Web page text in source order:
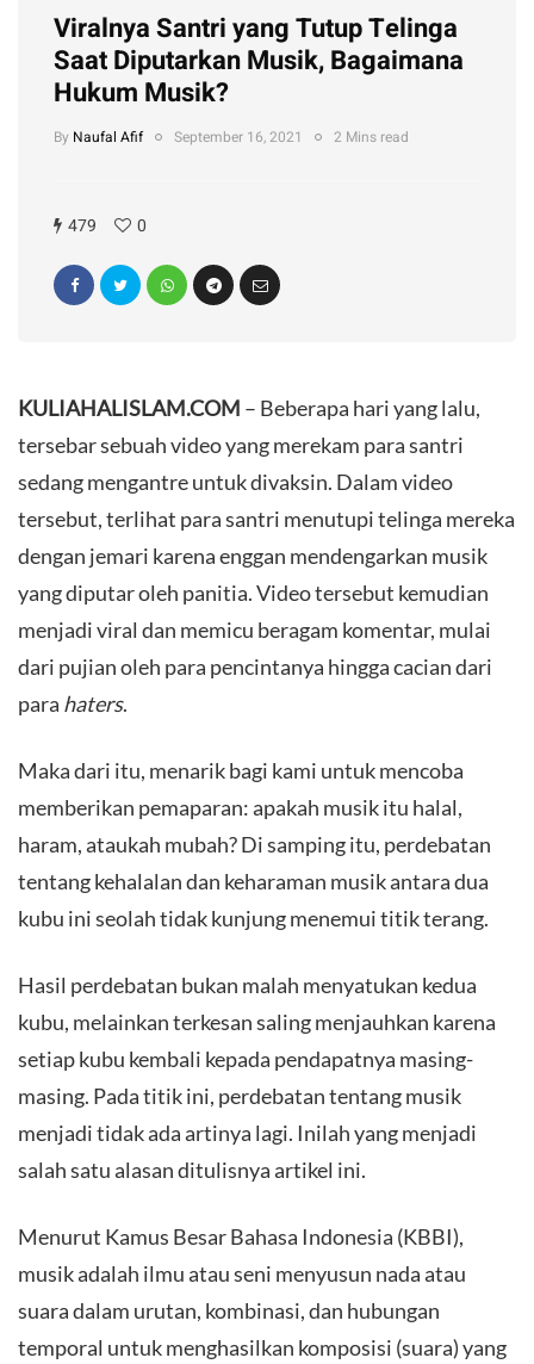
Viralnya Santri yang Tutup Telinga
Saat Diputarkan Musik, Bagaimana
Hukum Musik?
By Naufal Afif September 16, 2021 2 Mins read
479 0
KULIAHALISLAM.COM – Beberapa hari yang lalu,
tersebar sebuah video yang merekam para santri
sedang mengantre untuk divaksin. Dalam video
tersebut, terlihat para santri menutupi telinga mereka
dengan jemari karena enggan mendengarkan musik
yang diputar oleh panitia. Video tersebut kemudian
menjadi viral dan memicu beragam komentar, mulai
dari pujian oleh para pencintanya hingga cacian dari
para haters.
​Maka dari itu, menarik bagi kami untuk mencoba
memberikan pemaparan: apakah musik itu halal,
haram, ataukah mubah? Di samping itu, perdebatan
tentang kehalalan dan keharaman musik antara dua
kubu ini seolah tidak kunjung menemui titik terang.
​Hasil perdebatan bukan malah menyatukan kedua
kubu, melainkan terkesan saling menjauhkan karena
setiap kubu kembali kepada pendapatnya masing-
masing. Pada titik ini, perdebatan tentang musik
menjadi tidak ada artinya lagi. Inilah yang menjadi
salah satu alasan ditulisnya artikel ini.
​Menurut Kamus Besar Bahasa Indonesia (KBBI),
musik adalah ilmu atau seni menyusun nada atau
suara dalam urutan, kombinasi, dan hubungan
temporal untuk menghasilkan komposisi (suara) yang